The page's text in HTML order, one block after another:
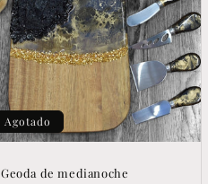
Agotado
Geoda de medianoche